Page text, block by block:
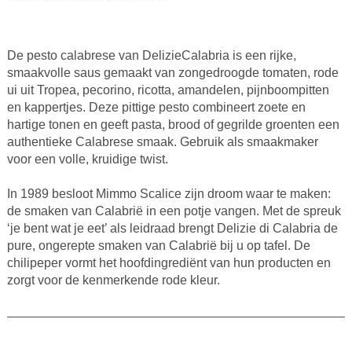
De pesto calabrese van DelizieCalabria is een rijke,
smaakvolle saus gemaakt van zongedroogde tomaten, rode
ui uit Tropea, pecorino, ricotta, amandelen, pijnboompitten
en kappertjes. Deze pittige pesto combineert zoete en
hartige tonen en geeft pasta, brood of gegrilde groenten een
authentieke Calabrese smaak. Gebruik als smaakmaker
voor een volle, kruidige twist.
In 1989 besloot Mimmo Scalice zijn droom waar te maken:
de smaken van Calabrië in een potje vangen. Met de spreuk
‘je bent wat je eet’ als leidraad brengt Delizie di Calabria de
pure, ongerepte smaken van Calabrië bij u op tafel. De
chilipeper vormt het hoofdingrediënt van hun producten en
zorgt voor de kenmerkende rode kleur.